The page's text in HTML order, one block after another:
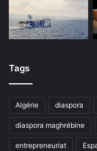
Tags
Algérie diaspora
diaspora maghrébine
entrepreneuriat